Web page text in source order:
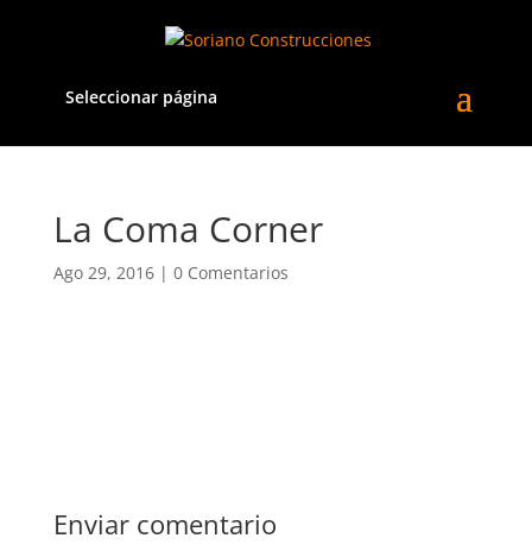
Seleccionar página
La Coma Corner
Ago 29, 2016| 0 Comentarios
Enviar comentario